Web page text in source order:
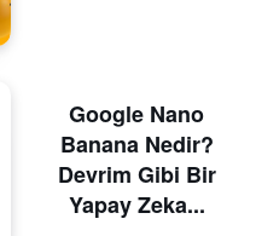
Google Nano
Banana Nedir?
Devrim Gibi Bir
Yapay Zeka...